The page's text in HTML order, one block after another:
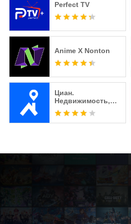
Perfect TV
Anime X Nonton
Циан.
Недвижимость,
квартиры